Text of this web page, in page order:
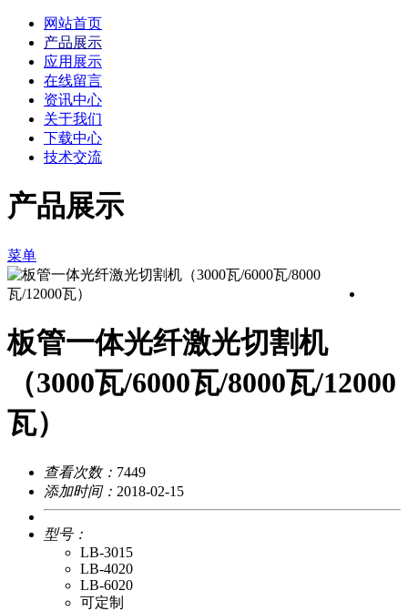
网站首页
产品展示
应用展示
在线留言
资讯中心
关于我们
下载中心
技术交流
产品展示
菜单
板管一体光纤激光切割机
（3000瓦/6000瓦/8000瓦/12000
瓦）
查看次数： 7449
添加时间： 2018-02-15
型号：
LB-3015
LB-4020
LB-6020
可定制